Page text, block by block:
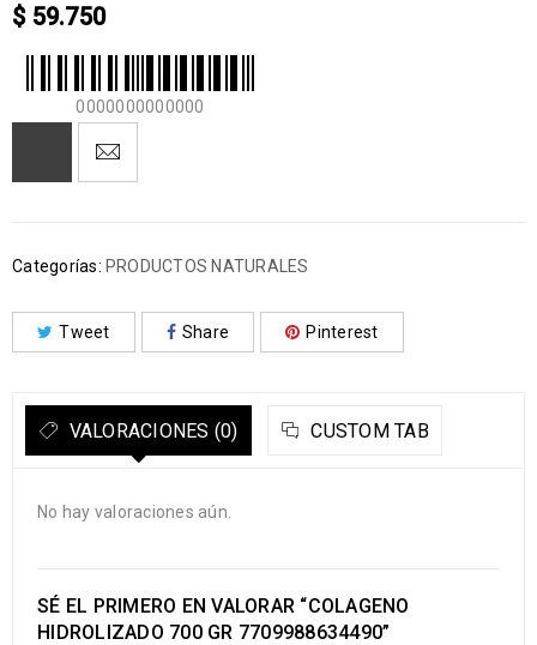
$59.750
0000000000000
Categorías: PRODUCTOS NATURALES
Tweet Share Pinterest
VALORACIONES (0) CUSTOM TAB
No hay valoraciones aún.
SÉ EL PRIMERO EN VALORAR “COLAGENO
HIDROLIZADO 700 GR 7709988634490”